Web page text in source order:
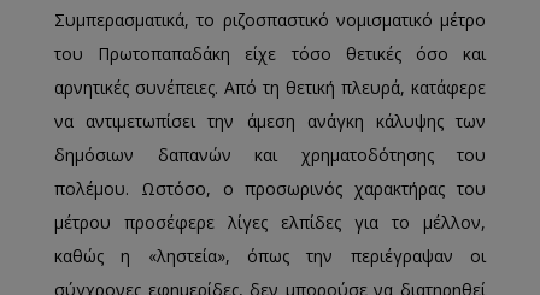
Συμπερασματικά, το ριζοσπαστικό νομισματικό μέτρο
του Πρωτοπαπαδάκη είχε τόσο θετικές όσο και
αρνητικές συνέπειες. Από τη θετική πλευρά, κατάφερε
να αντιμετωπίσει την άμεση ανάγκη κάλυψης των
δημόσιων δαπανών και χρηματοδότησης του
πολέμου. Ωστόσο, ο προσωρινός χαρακτήρας του
μέτρου προσέφερε λίγες ελπίδες για το μέλλον,
καθώς η «ληστεία», όπως την περιέγραψαν οι
σύγχρονες εφημερίδες, δεν μπορούσε να διατηρηθεί